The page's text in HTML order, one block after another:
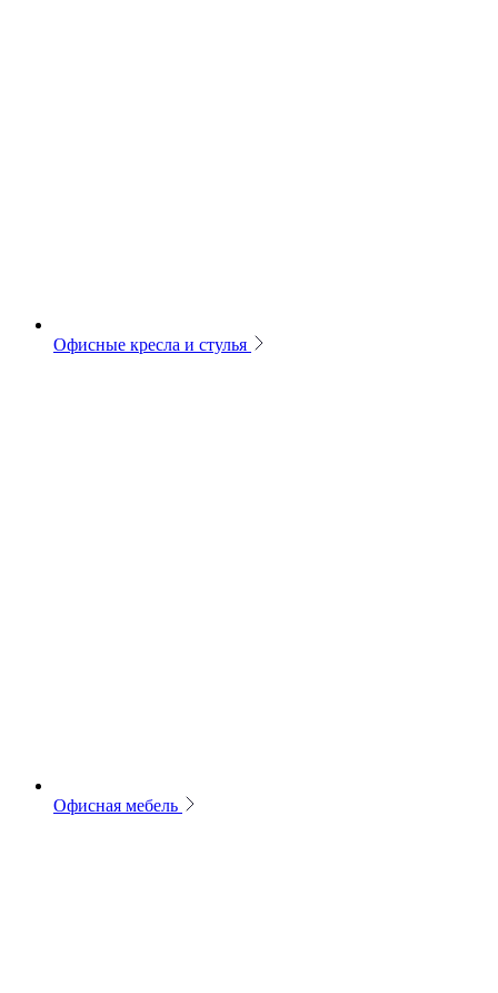
Офисные кресла и стулья
Офисная мебель